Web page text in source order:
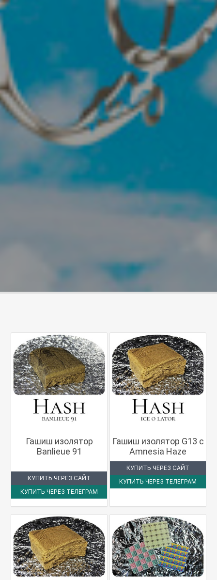
Гашиш изолятор
Banlieue 91
КУПИТЬ ЧЕРЕЗ САЙТ
КУПИТЬ ЧЕРЕЗ ТЕЛЕГРАМ
Гашиш изолятор G13 с
Amnesia Haze
КУПИТЬ ЧЕРЕЗ САЙТ
КУПИТЬ ЧЕРЕЗ ТЕЛЕГРАМ